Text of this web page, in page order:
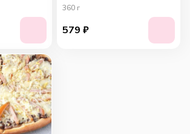
360 г
579 ₽